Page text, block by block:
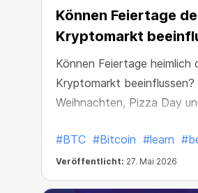
Können Feiertage
Kryptomarkt
Können Feiertage heimlich
Kryptomarkt beeinflussen?
Weihnachten, Pizza Day
stärker beeinflussen als
#BTC #Bitcoin #learn
Veröffentlicht: 27. Mai 2026